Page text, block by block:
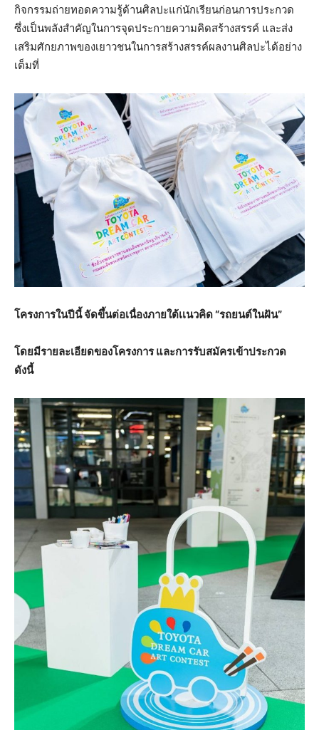
กิจกรรมถ่ายทอดความรู้ด้านศิลปะแก่นักเรียนก่อนการประกวด
ซึ่งเป็นพลังสำคัญในการจุดประกายความคิดสร้างสรรค์ และส่ง
เสริมศักยภาพของเยาวชนในการสร้างสรรค์ผลงานศิลปะได้อย่าง
เต็มที่
โครงการในปีนี้ จัดขึ้นต่อเนื่องภายใต้เเนวคิด“รถยนต์ในฝัน”
โดยมีรายละเอียดของโครงการ และการรับสมัครเข้าประกวด
ดังนี้